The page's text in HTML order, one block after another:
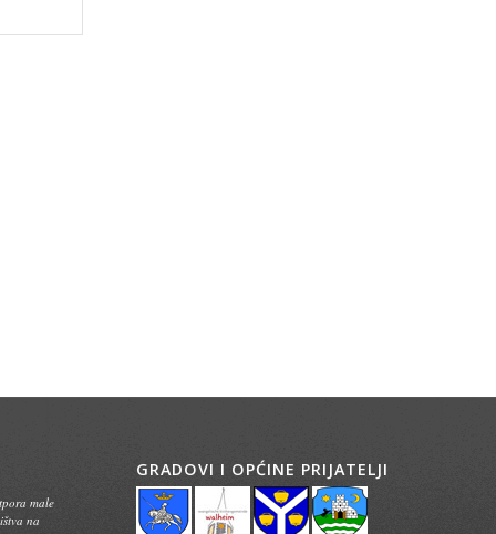
male
na
GRADOVI I OPĆINE PRIJATELJI